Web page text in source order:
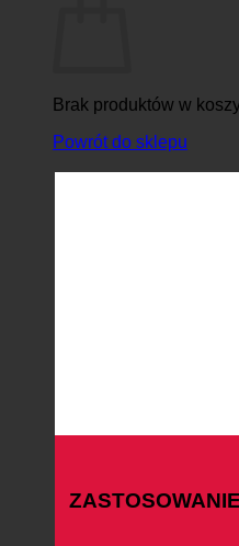
Brak produktów w
Powrót do sklepu